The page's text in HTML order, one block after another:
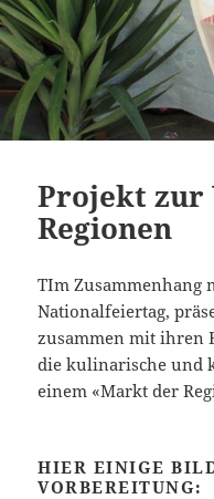
Projekt
Regionen
TIm Zusammenhang
Nationalfeiertag,
zusammen mit ihren
die kulinarische und
einem «Markt der
HIER EINIGE
VORBEREITUNG: